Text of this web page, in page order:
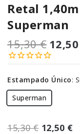
Retal
Superman
15,30 €
Estampado Único:
Superman
15,30 € 12,50 €